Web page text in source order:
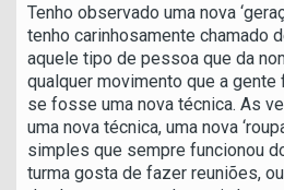
Tenho observado uma nova
tenho carinhosamente chamado
aquele tipo de pessoa que da
qualquer movimento que a
se fosse uma nova técnica. As
uma nova técnica, uma nova
simples que sempre funcionou
turma gosta de fazer reuniões,